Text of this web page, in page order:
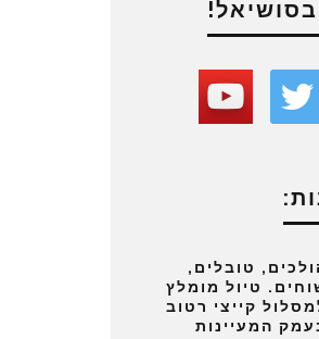
טובלים,
טיול מומלץ
קייצי רטוב
המעיינות